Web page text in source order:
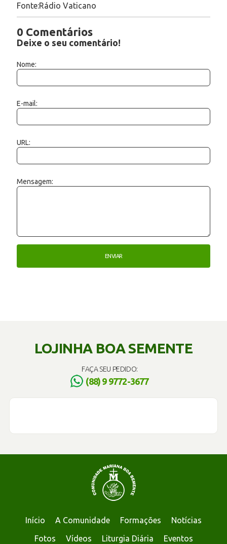
Fonte:Rádio Vaticano
0 Comentários
Deixe o seu comentário!
Nome:
E-mail:
URL:
Mensagem:
LOJINHA BOA SEMENTE
FAÇA SEU PEDIDO:
(88) 9 9772-3677
Início A Comunidade Formações
Notícias
Fotos
Vídeos Liturgia Diária Eventos